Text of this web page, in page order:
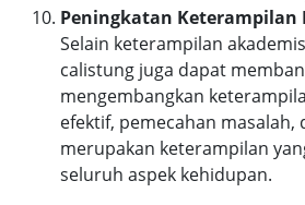
Peningkatan Keterampilan
Selain keterampilan
calistung juga dapat
mengembangkan
efektif, pemecahan
merupakan keterampilan
seluruh aspek kehidupan.